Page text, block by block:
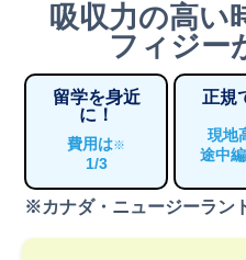
吸収力の高い
フィジー
留学を身近
に！
費用は※
1/3
正規
現地
途中
※カナダ・ニュージーラン